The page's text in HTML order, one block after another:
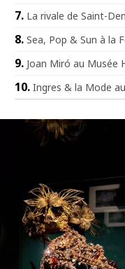
La rivale de Saint-
Sea, Pop & Sun à la
Joan Miró au Musée
Ingres & la Mode